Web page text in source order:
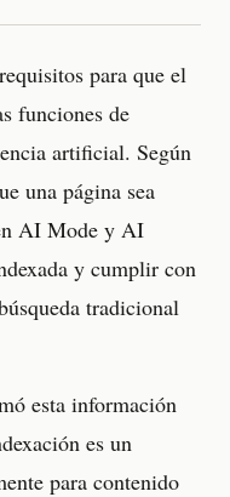
para que el
funciones de
artificial. Según
una página sea
AI Mode y AI
y cumplir con
tradicional
esta información
es un
para contenido